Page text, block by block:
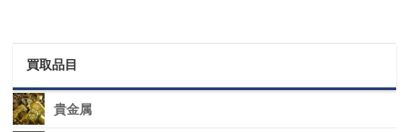
買取品目
貴金属